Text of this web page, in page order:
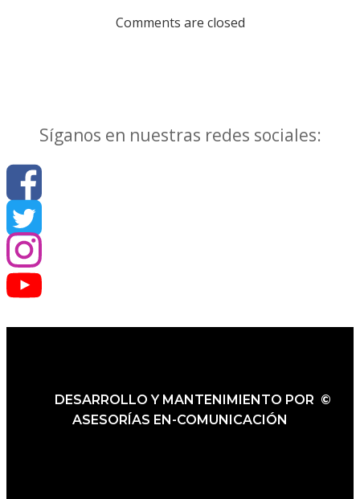
Comments are closed
Síganos en nuestras redes sociales:
DESARROLLO Y MANTENIMIENTO POR ©
ASESORÍAS EN-COMUNICACIÓN